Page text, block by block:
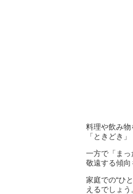
料理や飲み物
「ときどき
一方で「ま
敬遠する傾向
家庭での“ひ
えるでしょう